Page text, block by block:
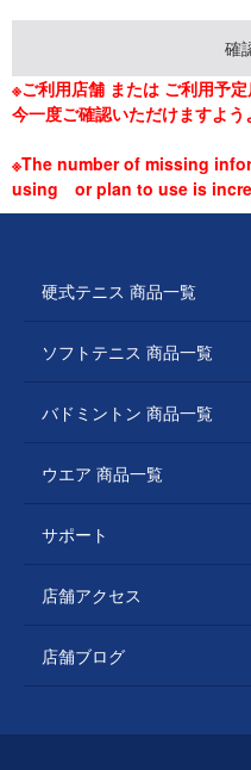
※ご利用店舗 または ご利用予
今一度ご確認いただけますよう
※The number of missing
using or plan to use is
硬式テニス 商品一覧
ソフトテニス 商品一覧
バドミントン 商品一覧
ウエア 商品一覧
サポート
店舗アクセス
店舗ブログ